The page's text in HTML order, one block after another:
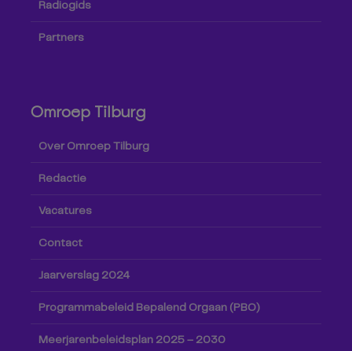
Radiogids
Partners
Omroep Tilburg
Over Omroep Tilburg
Redactie
Vacatures
Contact
Jaarverslag 2024
Programmabeleid Bepalend Orgaan (PBO)
Meerjarenbeleidsplan 2025 – 2030